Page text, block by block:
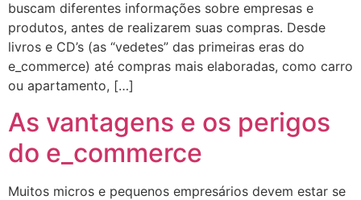
buscam diferentes informações sobre empresas e
produtos, antes de realizarem suas compras. Desde
livros e CD’s (as “vedetes” das primeiras eras do
e_commerce) até compras mais elaboradas, como carro
ou apartamento, […]
As vantagens e os perigos
do e_commerce
Muitos micros e pequenos empresários devem estar se